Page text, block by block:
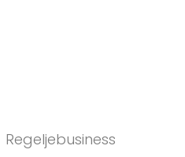
Regeljebusiness